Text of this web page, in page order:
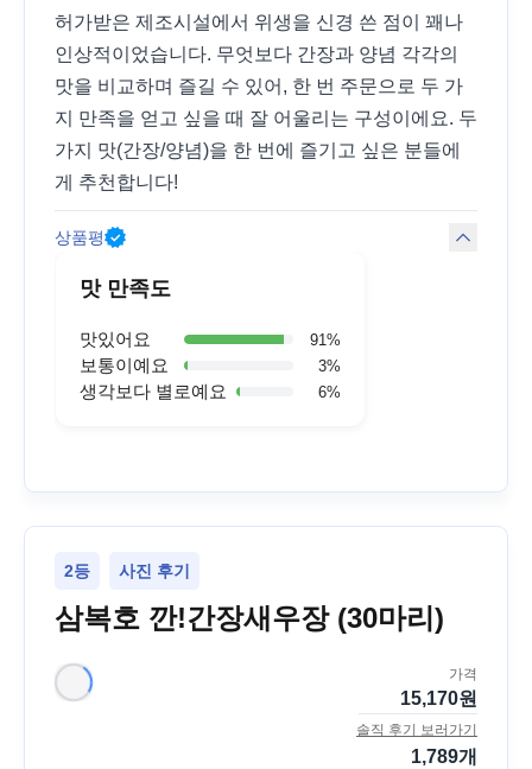
허가받은 제조시설에서 위생을 신경 쓴 점이 꽤나
인상적이었습니다. 무엇보다 간장과 양념 각각의
맛을 비교하며 즐길 수 있어, 한 번 주문으로 두 가
지 만족을 얻고 싶을 때 잘 어울리는 구성이에요. 두
가지 맛(간장/양념)을 한 번에 즐기고 싶은 분들에
게 추천합니다!
상품평
맛 만족도
맛있어요 91%
보통이예요 3%
생각보다 별로예요 6%
2등 사진 후기
삼복호 깐!간장새우장 (30마리)
가격
15,170원
솔직 후기 보러가기
1,789개